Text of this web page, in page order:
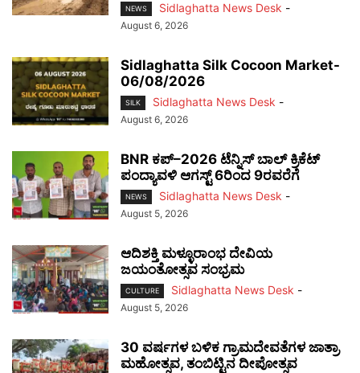
NEWS Sidlaghatta News Desk -
August 6, 2026
Sidlaghatta Silk Cocoon Market-
06/08/2026
SILK Sidlaghatta News Desk -
August 6, 2026
BNR ಕಪ್–2026 ಟೆನ್ನಿಸ್ ಬಾಲ್ ಕ್ರಿಕೆಟ್
ಪಂದ್ಯಾವಳಿ ಆಗಸ್ಟ್ 6ರಿಂದ 9ರವರೆಗೆ
NEWS Sidlaghatta News Desk -
August 5, 2026
ಆದಿಶಕ್ತಿ ಮಳ್ಳೂರಾಂಭ ದೇವಿಯ
ಜಯಂತೋತ್ಸವ ಸಂಭ್ರಮ
CULTURE Sidlaghatta News Desk -
August 5, 2026
30 ವರ್ಷಗಳ ಬಳಿಕ ಗ್ರಾಮದೇವತೆಗಳ ಜಾತ್ರಾ
ಮಹೋತ್ಸವ, ತಂಬಿಟ್ಟಿನ ದೀಪೋತ್ಸವ